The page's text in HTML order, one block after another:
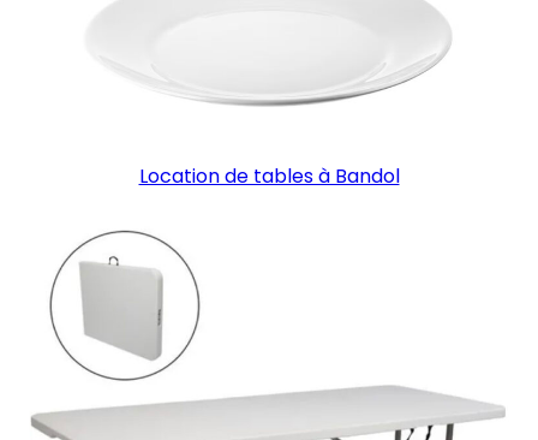
Location de tables à Bandol